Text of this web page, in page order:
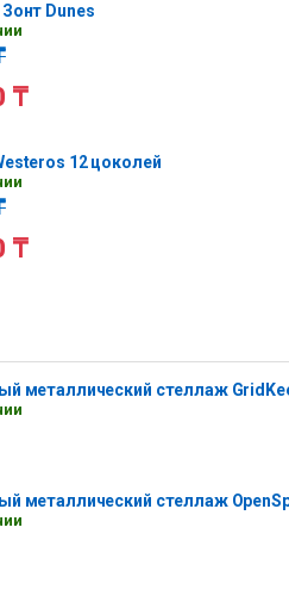
Dunes
₸
12 цоколей
₸
металлический стеллаж
металлический стеллаж